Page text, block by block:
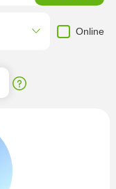
Online